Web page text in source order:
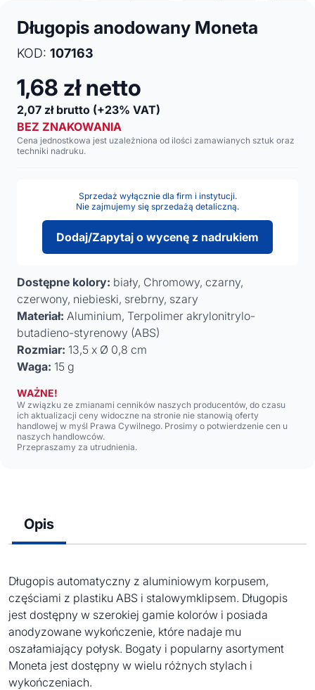
Długopis anodowany Moneta
KOD: 107163
1,68 zł netto
2,07 zł brutto (+23% VAT)
BEZ ZNAKOWANIA
Cena jednostkowa jest uzależniona od ilości zamawianych sztuk oraz
techniki nadruku.
Sprzedaż wyłącznie dla firm i instytucji.
Nie zajmujemy się sprzedażą detaliczną.
Dodaj/Zapytaj o wycenę z nadrukiem
Dostępne kolory: biały, Chromowy, czarny,
czerwony, niebieski, srebrny, szary
Materiał: Aluminium, Terpolimer akrylonitrylo-
butadieno-styrenowy (ABS)
Rozmiar: 13,5 x Ø 0,8 cm
Waga: 15 g
WAŻNE!
W związku ze zmianami cenników naszych producentów, do czasu
ich aktualizacji ceny widoczne na stronie nie stanowią oferty
handlowej w myśl Prawa Cywilnego. Prosimy o potwierdzenie cen u
naszych handlowców.
Przepraszamy za utrudnienia.
Opis
Długopis automatyczny z aluminiowym korpusem,
częściami z plastiku ABS i stalowymklipsem. Długopis
jest dostępny w szerokiej gamie kolorów i posiada
anodyzowane wykończenie, które nadaje mu
oszałamiający połysk. Bogaty i popularny asortyment
Moneta jest dostępny w wielu różnych stylach i
wykończeniach.